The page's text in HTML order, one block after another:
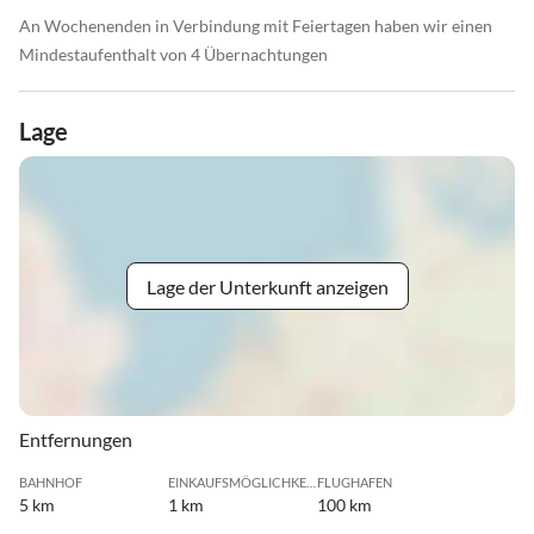
An Wochenenden in Verbindung mit Feiertagen haben wir einen
Mindestaufenthalt von 4 Übernachtungen
Lage
Lage der Unterkunft anzeigen
Entfernungen
BAHNHOF
5 km
EINKAUFSMÖGLICHKEIT
1 km
FLUGHAFEN
100 km